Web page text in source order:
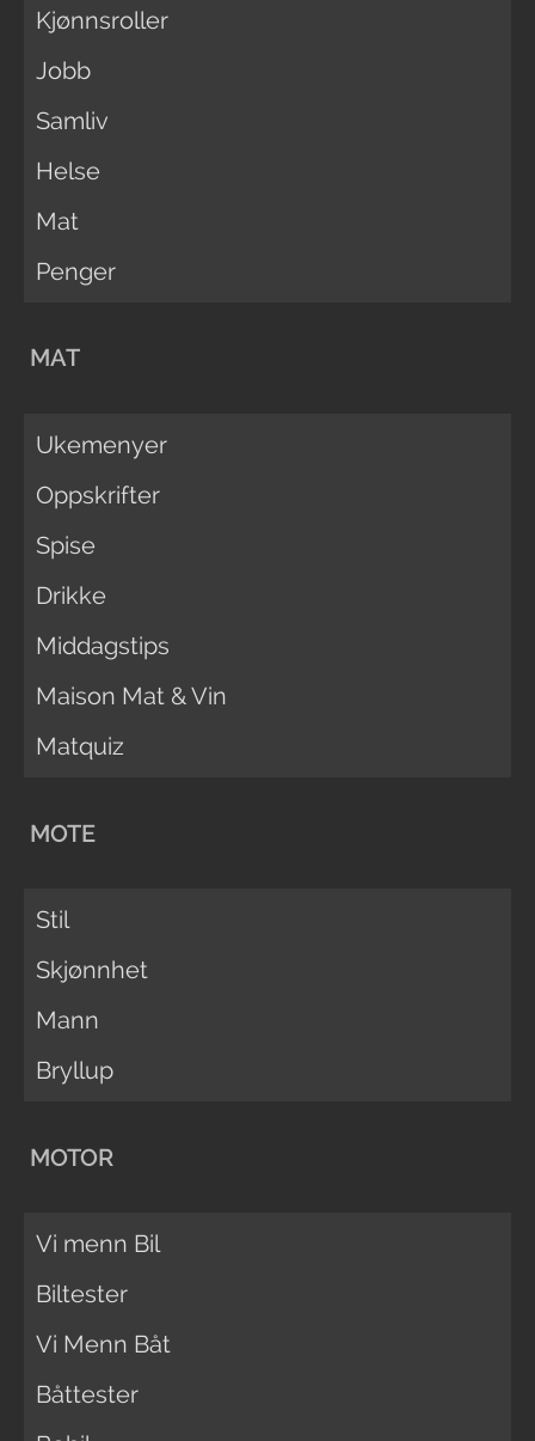
Kjønnsroller
Jobb
Samliv
Helse
Mat
Penger
MAT
Ukemenyer
Oppskrifter
Spise
Drikke
Middagstips
Maison Mat & Vin
Matquiz
MOTE
Stil
Skjønnhet
Mann
Bryllup
MOTOR
Vi menn Bil
Biltester
Vi Menn Båt
Båttester